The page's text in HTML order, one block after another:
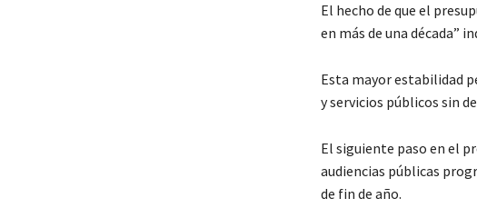
El hecho de que el
en más de una década”
Esta mayor estabilidad
y servicios públicos sin
El siguiente paso en el
audiencias públicas
de fin de año.